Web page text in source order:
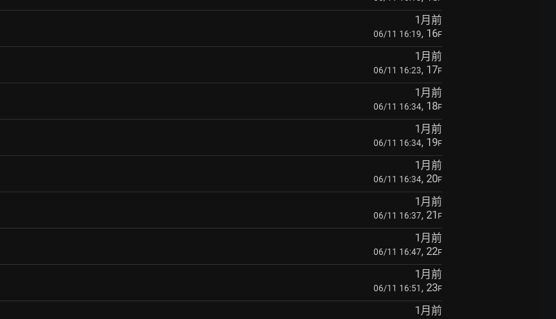
1月前
06/11 16:19, 16F
1月前
06/11 16:23, 17F
1月前
06/11 16:34, 18F
1月前
06/11 16:34, 19F
1月前
06/11 16:34, 20F
1月前
06/11 16:37, 21 F
1月前
06/11 16:47, 22F
1月前
06/11 16:51 , 23F
1月前